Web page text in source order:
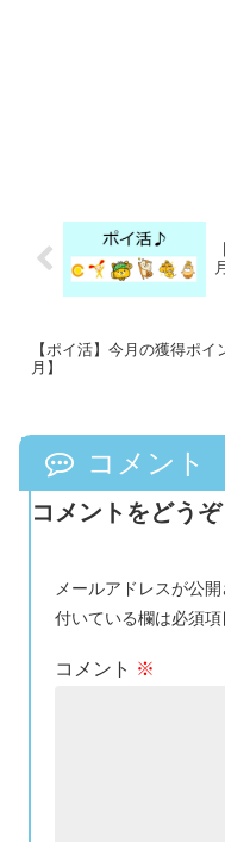
【ポイ活】今月の獲得ポイ
月】
コメント
コメントをどうぞ
メールアドレスが公
付いている欄は必須項
コメント ※